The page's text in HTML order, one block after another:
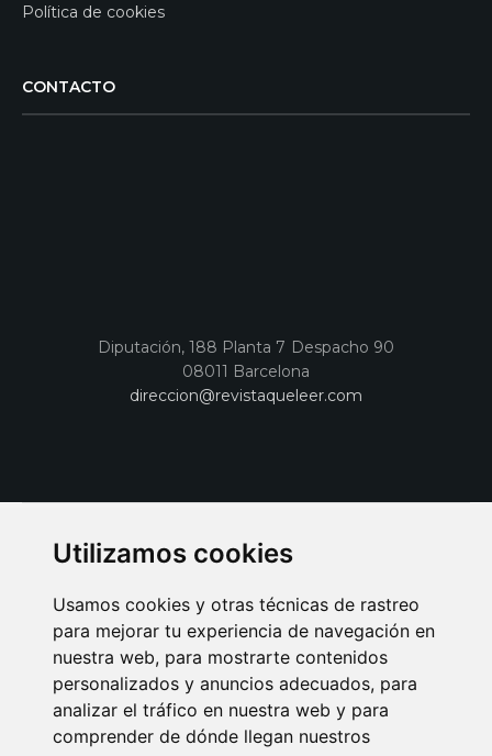
Utilizamos cookies
Usamos cookies y otras técnicas de rastreo
para mejorar tu experiencia de navegación en
nuestra web, para mostrarte contenidos
personalizados y anuncios adecuados, para
analizar el tráfico en nuestra web y para
comprender de dónde llegan nuestros
Política de cookies
CONTACTO
Diputación, 188 Planta 7 Despacho 90
08011 Barcelona
direccion@revistaqueleer.com
AVISO LEGAL POLITICA DE COOKIES
POLITICA DE PRIVACIDAD
PUBLICIDAD EN LA REVISTA QUÉ LEER
SORTEO-PREESTRENOS